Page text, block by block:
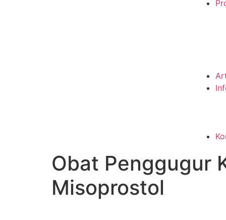
Obat Penggugur
Misoprostol